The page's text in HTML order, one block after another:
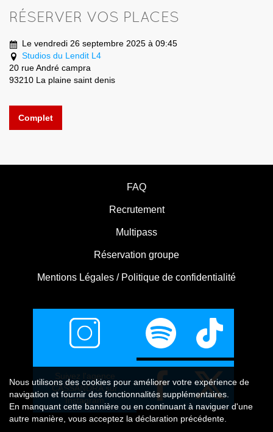
RÉSERVER VOS PLACES
Le vendredi 26 septembre 2025 à 09:45
Studios du Lendit L4
20 rue André campra
93210 La plaine saint denis
Complet
FAQ
Recrutement
Multipass
Réservation groupe
Mentions Légales / Politique de confidentialité
Suivez l'agence
CASSANDRA sur
Instagram
Nous utilisons des cookies pour améliorer votre expérience de
navigation et fournir des fonctionnalités supplémentaires.
En manquant cette bannière ou en continuant à naviguer d'une
autre manière, vous acceptez la déclaration précédente.